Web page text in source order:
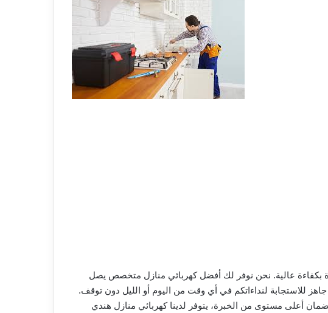
بكفاءة عالية. نحن نوفر لك أفضل كهربائي منازل متخصص يصل
للاستجابة لنداءاتكم في أي وقت من اليوم أو الليل دون توقف.
الطارئة. ولضمان أعلى مستوى من الخبرة، يتوفر لدينا كهربائي منازل هندي